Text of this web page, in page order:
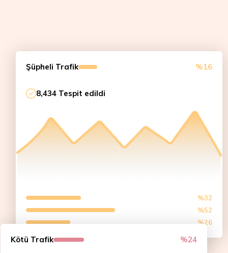
Şüpheli Trafik %16
8,434 Tespit edildi
%32
%52
%26
Kötü Trafik %24